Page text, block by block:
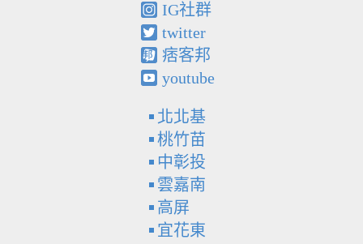
IG社群
twitter
痞客邦
youtube
北北基
桃竹苗
中彰投
雲嘉南
高屏
宜花東